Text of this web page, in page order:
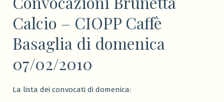
Calcio – CIOPP Caffè
Basaglia di domenica
07/02/2010
La lista dei convocati di domenica: